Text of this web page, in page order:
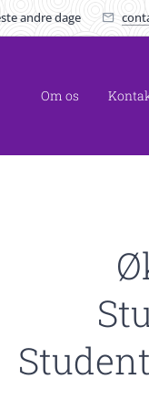
andre dage
Om os